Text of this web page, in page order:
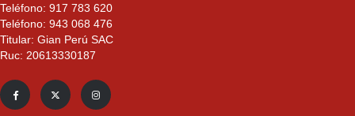
Teléfono: 917 783 620
Teléfono: 943 068 476
Titular: Gian Perú SAC
Ruc: 20613330187